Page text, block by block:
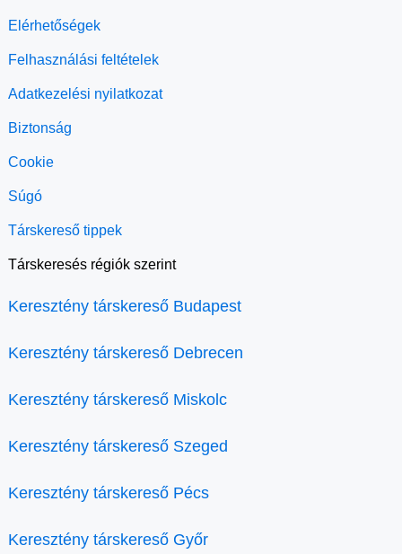
Elérhetőségek
Felhasználási feltételek
Adatkezelési nyilatkozat
Biztonság
Cookie
Súgó
Társkereső tippek
Társkeresés régiók szerint
Keresztény társkereső Budapest
Keresztény társkereső Debrecen
Keresztény társkereső Miskolc
Keresztény társkereső Szeged
Keresztény társkereső Pécs
Keresztény társkereső Győr